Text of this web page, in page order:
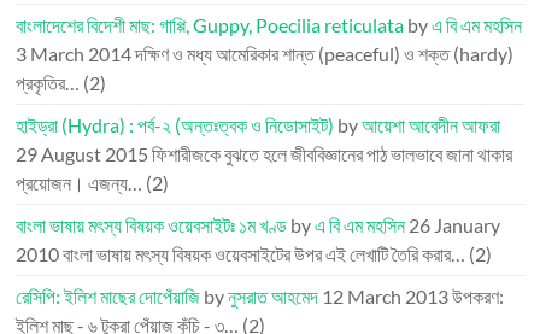
বাংলাদেশের বিদেশী মাছ: গাপ্পি, Guppy, Poecilia reticulata byএ বি এম মহসিন
3 March 2014দক্ষিণ ও মধ্য আমেরিকার শান্ত (peaceful) ও শক্ত (hardy)
প্রকৃতির… (2)
হাইড্রা (Hydra) : পর্ব-২ (অন্তঃত্বক ও নিডোসাইট) byআয়েশা আবেদীন আফরা
29 August 2015 ফিশারীজকে বুঝতে হলে জীববিজ্ঞানের পাঠ ভালভাবে জানা থাকার
প্রয়োজন। এজন্য… (2)
বাংলা ভাষায় মৎস্য বিষয়ক ওয়েবসাইটঃ ১ম খণ্ড byএ বি এম মহসিন26 January
2010বাংলা ভাষায় মৎস্য বিষয়ক ওয়েবসাইটের উপর এই লেখাটি তৈরি করার… (2)
রেসিপি: ইলিশ মাছের দোপেঁয়াজি byনুসরাত আহমেদ 12 March 2013উপকরণ:
ইলিশ মাছ - ৬ টুকরা পেঁয়াজ কুঁচি - ৩… (2)